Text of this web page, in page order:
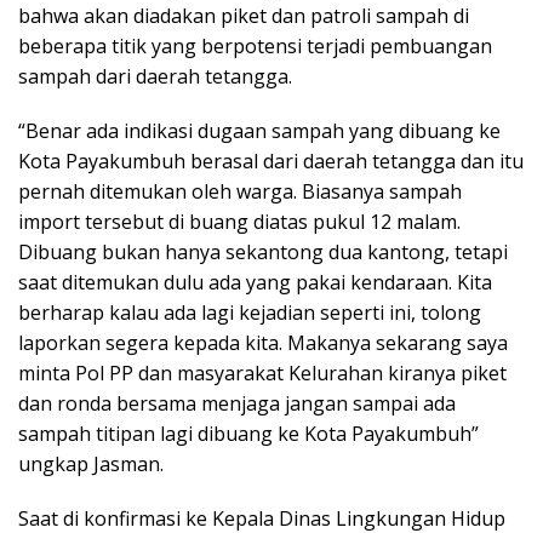
bahwa akan diadakan piket dan patroli sampah di
beberapa titik yang berpotensi terjadi pembuangan
sampah dari daerah tetangga.
“Benar ada indikasi dugaan sampah yang dibuang ke
Kota Payakumbuh berasal dari daerah tetangga dan itu
pernah ditemukan oleh warga. Biasanya sampah
import tersebut di buang diatas pukul 12 malam.
Dibuang bukan hanya sekantong dua kantong, tetapi
saat ditemukan dulu ada yang pakai kendaraan. Kita
berharap kalau ada lagi kejadian seperti ini, tolong
laporkan segera kepada kita. Makanya sekarang saya
minta Pol PP dan masyarakat Kelurahan kiranya piket
dan ronda bersama menjaga jangan sampai ada
sampah titipan lagi dibuang ke Kota Payakumbuh”
ungkap Jasman.
Saat di konfirmasi ke Kepala Dinas Lingkungan Hidup